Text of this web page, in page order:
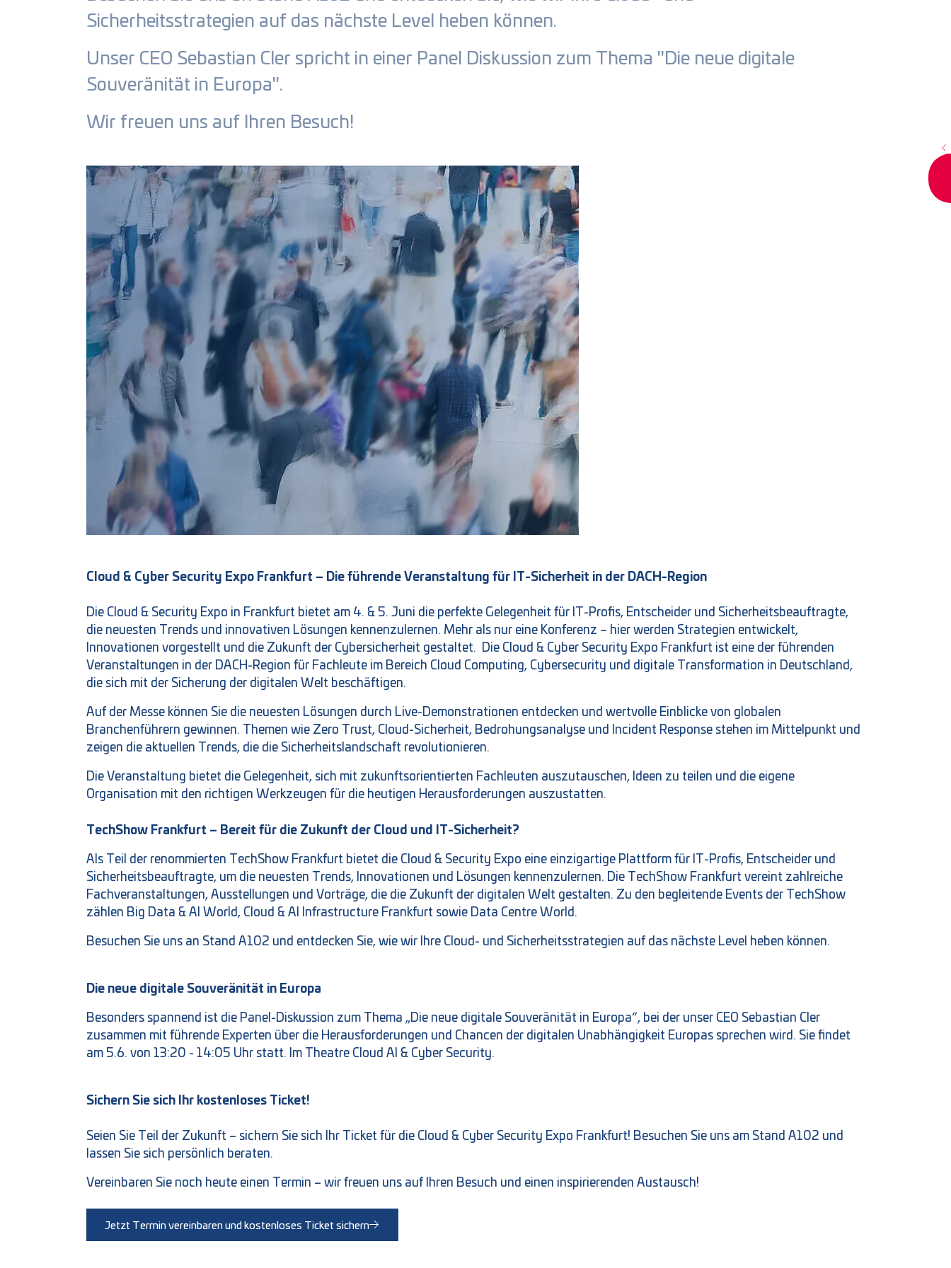
Sicherheitsstrategien auf das nächste Level heben können.
Unser CEO Sebastian Cler spricht in einer Panel Diskussion zum Thema "Die neue digitale
Souveränität in Europa".
Wir freuen uns auf Ihren Besuch!
Cloud & Cyber Security Expo Frankfurt – Die führende Veranstaltung für IT-Sicherheit in der DACH-Region
Die Cloud & Security Expo in Frankfurt bietet am 4. & 5. Juni die perfekte Gelegenheit für IT-Profis, Entscheider und Sicherheitsbeauftragte,
die neuesten Trends und innovativen Lösungen kennenzulernen. Mehr als nur eine Konferenz – hier werden Strategien entwickelt,
Innovationen vorgestellt und die Zukunft der Cybersicherheit gestaltet. Die Cloud & Cyber Security Expo Frankfurt ist eine der führenden
Veranstaltungen in der DACH-Region für Fachleute im Bereich Cloud Computing, Cybersecurity und digitale Transformation in Deutschland,
die sich mit der Sicherung der digitalen Welt beschäftigen.
Auf der Messe können Sie die neuesten Lösungen durch Live-Demonstrationen entdecken und wertvolle Einblicke von globalen
Branchenführern gewinnen. Themen wie Zero Trust, Cloud-Sicherheit, Bedrohungsanalyse und Incident Response stehen im Mittelpunkt und
zeigen die aktuellen Trends, die die Sicherheitslandschaft revolutionieren.
Die Veranstaltung bietet die Gelegenheit, sich mit zukunftsorientierten Fachleuten auszutauschen, Ideen zu teilen und die eigene
Organisation mit den richtigen Werkzeugen für die heutigen Herausforderungen auszustatten.
TechShow Frankfurt – Bereit für die Zukunft der Cloud und IT-Sicherheit?
Als Teil der renommierten TechShow Frankfurt bietet die Cloud & Security Expo eine einzigartige Plattform für IT-Profis, Entscheider und
Sicherheitsbeauftragte, um die neuesten Trends, Innovationen und Lösungen kennenzulernen. Die TechShow Frankfurt vereint zahlreiche
Fachveranstaltungen, Ausstellungen und Vorträge, die die Zukunft der digitalen Welt gestalten. Zu den begleitende Events der TechShow
zählen Big Data & AI World, Cloud & AI Infrastructure Frankfurt sowie Data Centre World.
Besuchen Sie uns an Stand A102 und entdecken Sie, wie wir Ihre Cloud- und Sicherheitsstrategien auf das nächste Level heben können.
Die neue digitale Souveränität in Europa
Besonders spannend ist die Panel-Diskussion zum Thema „Die neue digitale Souveränität in Europa“, bei der unser CEO Sebastian Cler
zusammen mit führende Experten über die Herausforderungen und Chancen der digitalen Unabhängigkeit Europas sprechen wird. Sie findet
am 5.6. von 13:20 - 14:05 Uhr statt. Im Theatre Cloud AI & Cyber Security.
Sichern Sie sich Ihr kostenloses Ticket!
Seien Sie Teil der Zukunft – sichern Sie sich Ihr Ticket für die Cloud & Cyber Security Expo Frankfurt! Besuchen Sie uns am Stand A102 und
lassen Sie sich persönlich beraten.
Vereinbaren Sie noch heute einen Termin – wir freuen uns auf Ihren Besuch und einen inspirierenden Austausch!
Jetzt Termin vereinbaren und kostenloses Ticket sichern